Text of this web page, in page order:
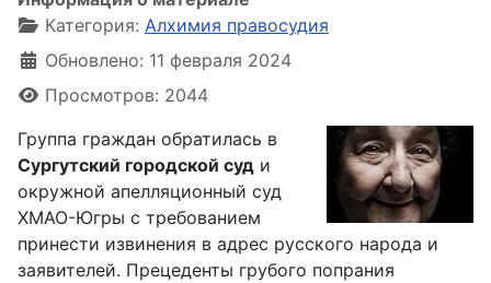
Категория: Алхимия правосудия
Обновлено: 11 февраля 2024
Просмотров: 2044
Группа граждан обратилась в
Сургутский городской суд и
окружной апелляционный суд
ХМАО-Югры с требованием
принести извинения в адрес русского народа и
заявителей. Прецеденты грубого попрания